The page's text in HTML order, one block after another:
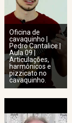
Oficina de
cavaquinho |
Pedro Cantalice |
Aula 09 |
Articulações,
harmônicos e
pizzicato no
cavaquinho.